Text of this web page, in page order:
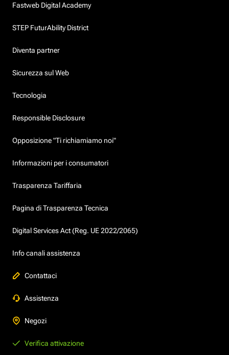
Fastweb Digital Academy
STEP FuturAbility District
Diventa partner
Sicurezza sul Web
Tecnologia
Responsible Disclosure
Opposizione "Ti richiamiamo noi"
Informazioni per i consumatori
Trasparenza Tariffaria
Pagina di Trasparenza Tecnica
Digital Services Act (Reg. UE 2022/2065)
Info canali assistenza
Contattaci
Assistenza
Negozi
Verifica attivazione